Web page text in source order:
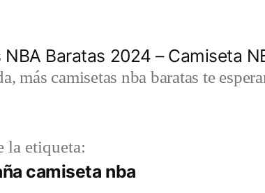
NBA Baratas 2024 – Camiseta
más camisetas nba baratas te
la etiqueta:
camiseta nba